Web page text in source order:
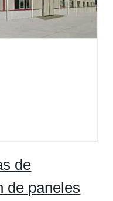
de
de paneles